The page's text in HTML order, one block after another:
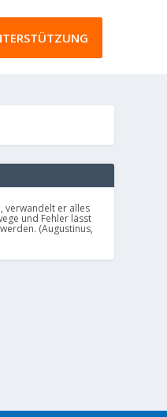
verwandelt er alles
und Fehler lässt
(Augustinus,